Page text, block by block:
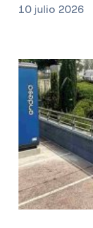
10 julio 2026